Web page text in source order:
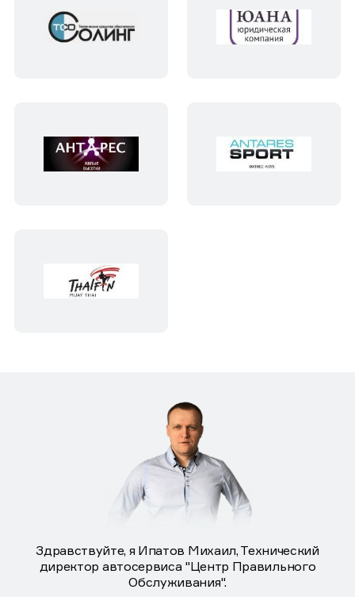
Здравствуйте, я Ипатов Михаил, Технический
директор автосервиса "Центр Правильного
Обслуживания".